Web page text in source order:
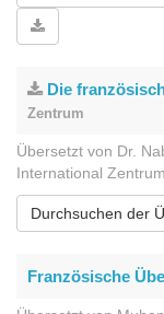
Die
Zentrum
Übersetzt von Dr.
International
Durchsuchen der
Französische